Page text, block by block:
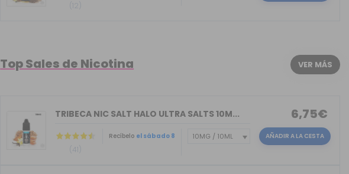
(12)
Top Sales de Nicotina VER MÁS
TRIBECA NIC SALT HALO ULTRA SALTS 10M...
(41)
Recíbelo el sábado 8
6,75€
AÑADIR A LA CESTA